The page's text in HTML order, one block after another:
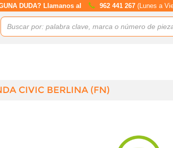
DUDA? Llamanos al 962 441 267 (Lunes a
CIVIC BERLINA (FN)